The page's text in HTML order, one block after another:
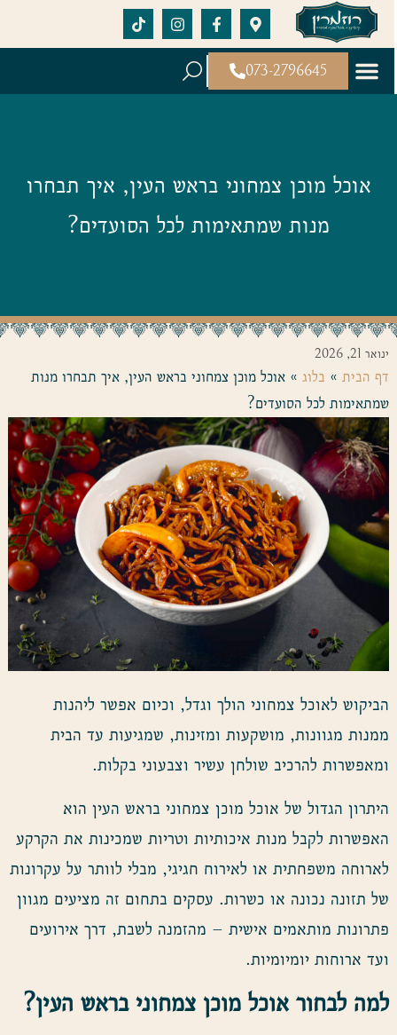
073-2796645
אוכל מוכן צמחוני בראש העין, איך תבחרו
מנות שמתאימות לכל הסועדים?
ינואר 21, 2026
דף הבית» בלוג» אוכל מוכן צמחוני בראש העין, איך תבחרו מנות
שמתאימות לכל הסועדים?
הביקוש לאוכל צמחוני הולך וגדל, וכיום אפשר ליהנות
ממנות מגוונות, מושקעות ומזינות, שמגיעות עד הבית
ומאפשרות להרכיב שולחן עשיר וצבעוני בקלות.
היתרון הגדול של אוכל מוכן צמחוני בראש העין הוא
האפשרות לקבל מנות איכותיות וטריות שמכינות את הקרקע
לארוחה משפחתית או לאירוח חגיגי, מבלי לוותר על עקרונות
של תזונה נכונה או כשרות. עסקים בתחום זה מציעים מגוון
פתרונות מותאמים אישית – מהזמנה לשבת, דרך אירועים
ועד ארוחות יומיומיות.
למה לבחור אוכל מוכן צמחוני בראש העין?